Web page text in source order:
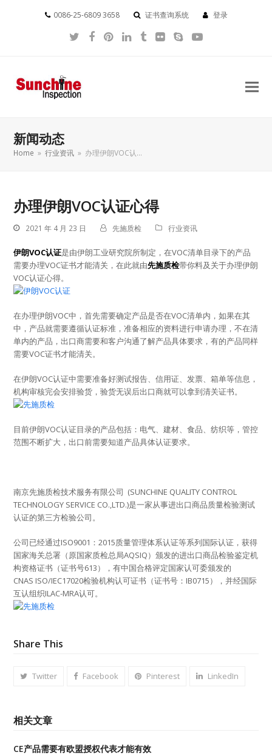
0086-25-6809 3658 证书查询系统 登录
Twitter
Facebook
Pinterest
LinkedIn
Tumblr
FlickrSkypeYouTube
新闻动态
Home » 行业资讯 » 办理伊朗VOC认…
办理伊朗VOC认证心得
2021 年 4 月 23 日 先施质检 行业资讯
伊朗VOC认证是由伊朗工业研究院所制定，在VOC清单目录下的产品
需要办理VOC证书才能清关，在此就由先施质检带你料及关于办理伊朗
VOC认证心得。
在办理伊朗VOC中，首先需要确定产品是否在VOC清单内，如果在其
中，产品就需要遵循认证标准，准备相应的资料进行申请办理，不在清
单内的产品，出口商需要和客户沟通了解产品具体要求，有的产品同样
需要VOC证书才能清关。
在伊朗VOC认证中需要准备好测试报告、信用证、发票、箱单等信息，
机构审核完会安排验货，验货无误后出口商就可以拿到清关证书。
目前伊朗VOC认证目录的产品包括：电气、建材、食品、纺织等，管控
范围不断扩大，出口前需要知道产品具体认证要求。
南京先施质检技术服务有限公司 (SUNCHINE QUALITY CONTROL
TECHNOLOGY SERVICE CO.,LTD.)是一家从事进出口商品质量检验测试
认证的第三方检验公司。
公司已经通过ISO9001：2015质量管理体系认证等系列国际认证，获得
国家海关总署（原国家质检总局AQSIQ）颁发的进出口商品检验鉴定机
构资格证书（证书号613），有中国合格评定国家认可委颁发的
CNAS ISO/IEC17020检验机构认可证书（证书号：IB0715），并经国际
互认组织ILAC-MRA认可。
Share This
Twitter Facebook Pinterest LinkedIn
相关文章
CE产品需要有欧盟授权代表才能有效